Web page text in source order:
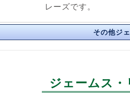
レーズです。
その他ジ
ジェームス